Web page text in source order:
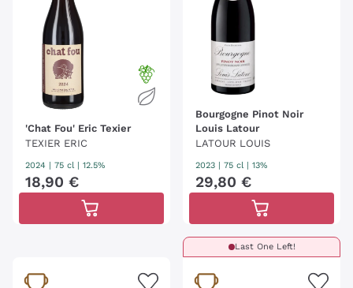
'Chat Fou' Eric Texier
TEXIER ERIC
2024 | 75 cl | 12.5%
18,90 €
Bourgogne Pinot Noir
Louis Latour
LATOUR LOUIS
2023 | 75 cl | 13%
29,80 €
Last One Left!